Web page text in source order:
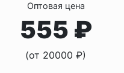
Оптовая цена
555 ₽
(от 20000 ₽)